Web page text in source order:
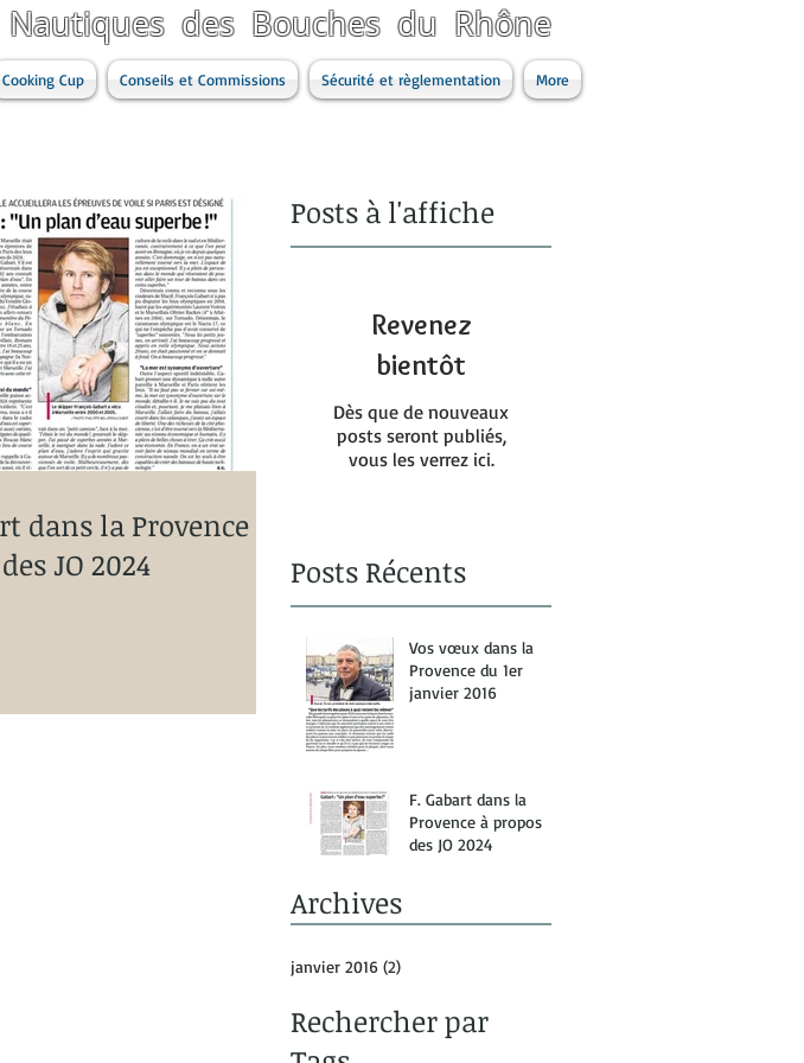
des Bouches du Rhône
Cooking Cup Conseils et Commissions Sécurité et règlementation More
dans la Provence à
JO 2024
Posts à l'affiche
Revenez
bientôt
Dès que de nouveaux
posts seront publiés,
vous les verrez ici.
Posts Récents
Vos vœux dans la
Provence du 1er
janvier 2016
F. Gabart dans la
Provence à propos
des JO 2024
Archives
janvier 2016 (2)
Rechercher par